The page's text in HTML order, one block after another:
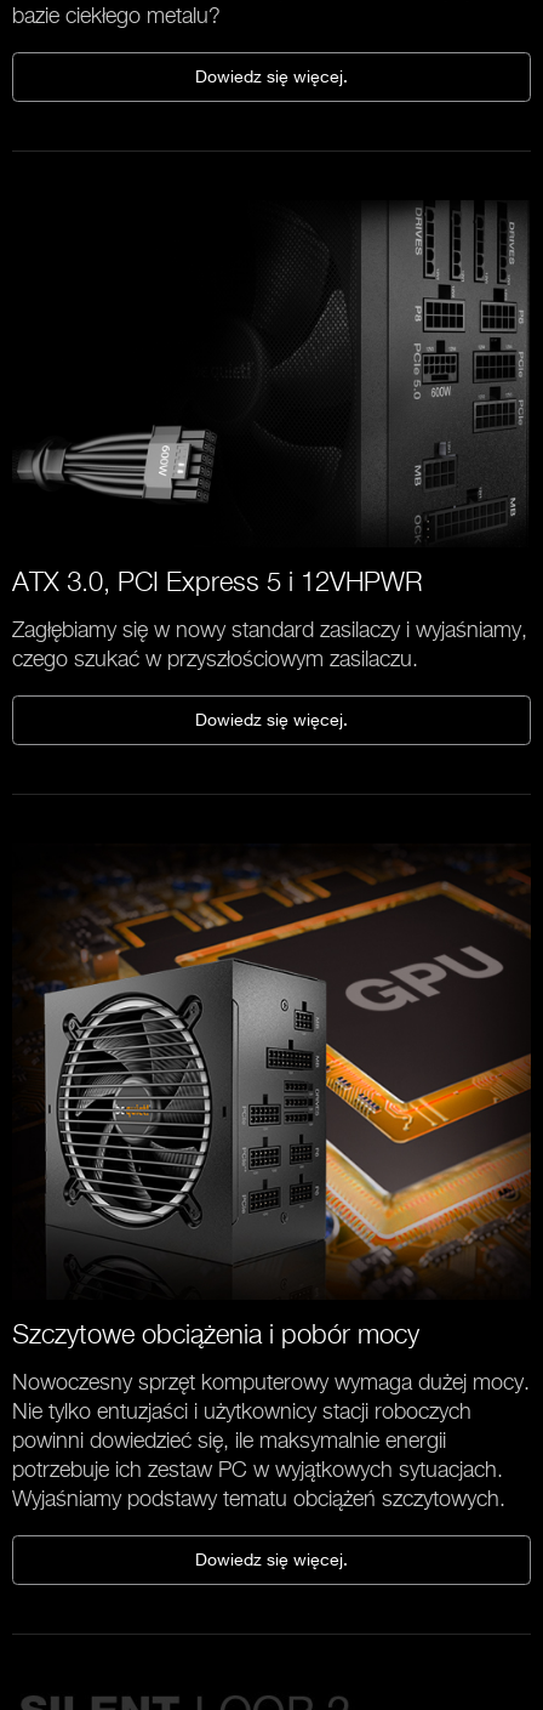
bazie ciekłego metalu?
Dowiedz się więcej.
ATX 3.0, PCI Express 5 i 12VHPWR
Zagłębiamy się w nowy standard zasilaczy i wyjaśniamy,
czego szukać w przyszłościowym zasilaczu.
Dowiedz się więcej.
Szczytowe obciążenia i pobór mocy
Nowoczesny sprzęt komputerowy wymaga dużej mocy.
Nie tylko entuzjaści i użytkownicy stacji roboczych
powinni dowiedzieć się, ile maksymalnie energii
potrzebuje ich zestaw PC w wyjątkowych sytuacjach.
Wyjaśniamy podstawy tematu obciążeń szczytowych.
Dowiedz się więcej.